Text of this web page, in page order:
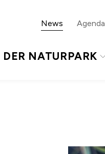
News Agenda
DER NATURPARK